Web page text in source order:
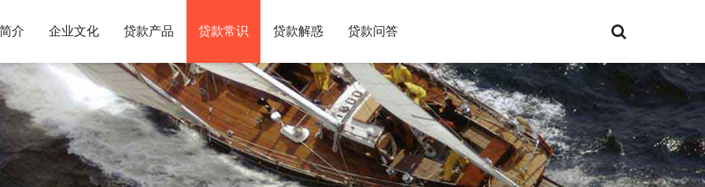
介 企业文化 贷款产品 贷款常识 贷款解惑 贷款问答